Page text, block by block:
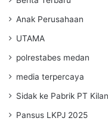
Anak Perusahaan
UTAMA
polrestabes medan
media terpercaya
Sidak ke Pabrik PT
Pansus LKPJ 2025